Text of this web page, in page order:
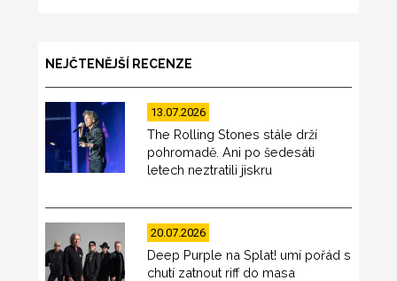
NEJČTENĚJŠÍ RECENZE
13.07.2026
The Rolling Stones stále drží
pohromadě. Ani po šedesáti
letech neztratili jiskru
20.07.2026
Deep Purple na Splat! umí pořád s
chutí zatnout riff do masa